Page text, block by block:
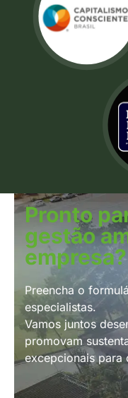
Pronto
gestão
empresa?
Preencha o
especialistas.
Vamos juntos
promovam
excepcionais para